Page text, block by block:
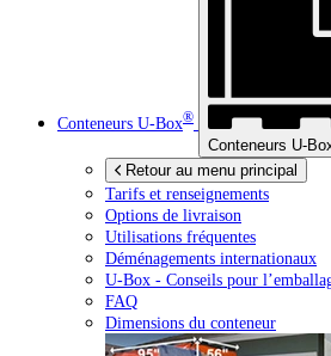
Conteneurs U-Box®
Conteneurs U-
Retour au menu principal
Tarifs et renseignements
Options de livraison
Utilisations fréquentes
Déménagements internationaux
U-Box - Conseils pour
FAQ
Dimensions du conteneur